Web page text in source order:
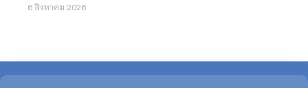
6 สิงหาคม 2026